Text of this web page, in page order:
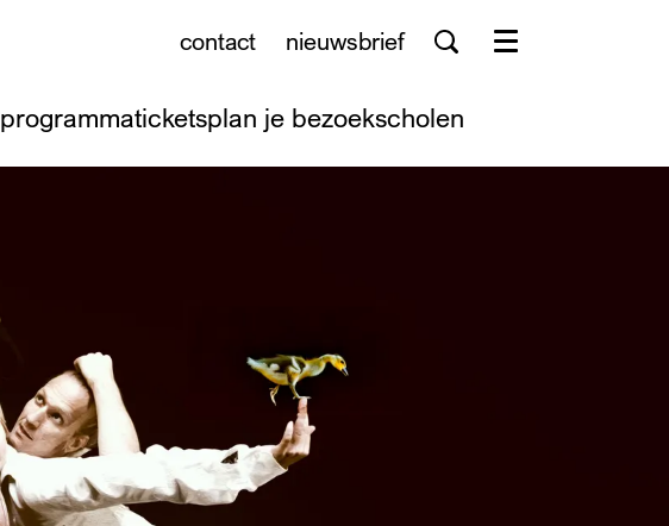
contact nieuwsbrief
programmaticketsplan je bezoekscholen
Menu